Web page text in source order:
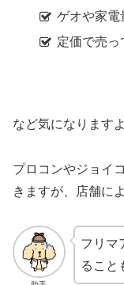
ゲオや家電
定価で売っ
など気になりますよ
プロコンやジョイ
きますが、店舗に
フリマ
るこ